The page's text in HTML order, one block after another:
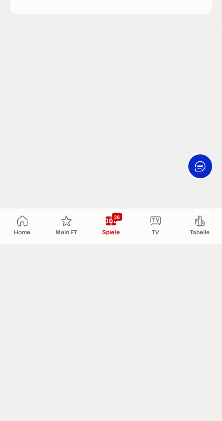
Home Mein FT Spiele
36
TV Tabelle